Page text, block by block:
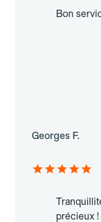
Bon
Georges F.
précieux !